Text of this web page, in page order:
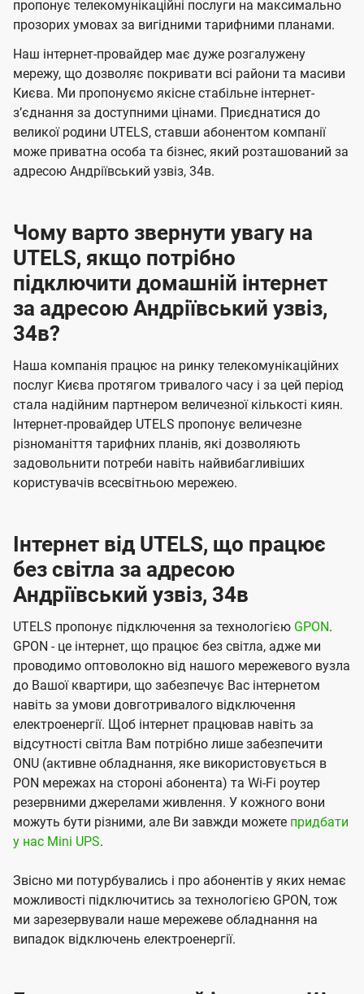
ї
U
t
e
l
s
а
ч
е
н
н
я
а
ч
е
н
н
я
пропонує телекомунікаційні послуги на максимально
прозорих умовах за вигідними тарифними планами.
Наш інтернет-провайдер має дуже розгалужену
мережу, що дозволяє покривати всі райони та масиви
Києва. Ми пропонуємо якісне стабільне інтернет-
зʼєднання за доступними цінами. Приєднатися до
великої родини UTELS, ставши абонентом компанії
може приватна особа та бізнес, який розташований за
адресою Андріївський узвіз, 34в.
Чому варто звернути увагу на
UTELS, якщо потрібно
підключити домашній інтернет
за адресою Андріївський узвіз,
34в?
Наша компанія працює на ринку телекомунікаційних
послуг Києва протягом тривалого часу і за цей період
стала надійним партнером величезної кількості киян.
Інтернет-провайдер UTELS пропонує величезне
різноманіття тарифних планів, які дозволяють
задовольнити потреби навіть найвибагливіших
користувачів всесвітньою мережею.
Інтернет від UTELS, що працює
без світла за адресою
Андріївський узвіз, 34в
UTELS пропонує підключення за технологією GPON.
GPON - це інтернет, що працює без світла, адже ми
проводимо оптоволокно від нашого мережевого вузла
до Вашої квартири, що забезпечує Вас інтернетом
навіть за умови довготривалого відключення
електроенергії. Щоб інтернет працював навіть за
відсутності світла Вам потрібно лише забезпечити
ONU (активне обладнання, яке використовується в
PON мережах на стороні абонента) та Wi-Fi роутер
резервними джерелами живлення. У кожного вони
можуть бути різними, але Ви завжди можете придбати
у нас Mini UPS.
Звісно ми потурбувались і про абонентів у яких немає
можливості підключитись за технологією GPON, тож
ми зарезервували наше мережеве обладнання на
випадок відключень електроенергії.